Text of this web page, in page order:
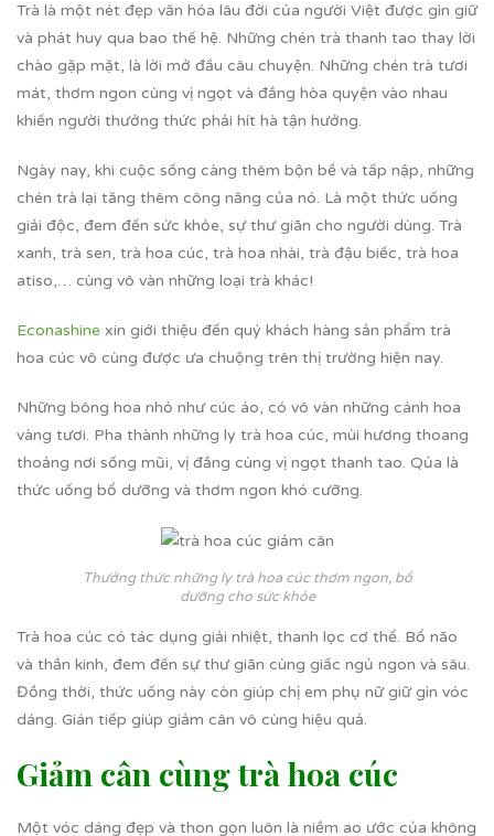
Trà là một nét đẹp văn hóa lâu đời của người Việt được gìn giữ
và phát huy qua bao thế hệ. Những chén trà thanh tao thay lời
chào gặp mặt, là lời mở đầu câu chuyện. Những chén trà tươi
mát, thơm ngon cùng vị ngọt và đắng hòa quyện vào nhau
khiến người thưởng thức phải hít hà tận hưởng.
Ngày nay, khi cuộc sống càng thêm bộn bề và tấp nập, những
chén trà lại tăng thêm công năng của nó. Là một thức uống
giải độc, đem đến sức khỏe, sự thư giãn cho người dùng. Trà
xanh, trà sen, trà hoa cúc, trà hoa nhài, trà đậu biếc, trà hoa
atiso,… cùng vô vàn những loại trà khác!
Econashine xin giới thiệu đến quý khách hàng sản phẩm trà
hoa cúc vô cùng được ưa chuộng trên thị trường hiện nay.
Những bông hoa nhỏ như cúc áo, có vô vàn những cánh hoa
vàng tươi. Pha thành những ly trà hoa cúc, mùi hương thoang
thoảng nơi sống mũi, vị đắng cùng vị ngọt thanh tao. Qủa là
thức uống bổ dưỡng và thơm ngon khó cưỡng.
Thưởng thức những ly trà hoa cúc thơm ngon, bổ
dưỡng cho sức khỏe
Trà hoa cúc có tác dụng giải nhiệt, thanh lọc cơ thể. Bổ não
và thần kinh, đem đến sự thư giãn cùng giấc ngủ ngon và sâu.
Đồng thời, thức uống này còn giúp chị em phụ nữ giữ gìn vóc
dáng. Gián tiếp giúp giảm cân vô cùng hiệu quả.
Giảm cân cùng trà hoa cúc
Một vóc dáng đẹp và thon gọn luôn là niềm ao ước của không